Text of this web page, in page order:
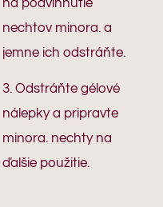
na podvihnutie
nechtov minora. a
jemne ich odstráňte.
3. Odstráňte gélové
nálepky a pripravte
minora. nechty na
ďalšie použitie.